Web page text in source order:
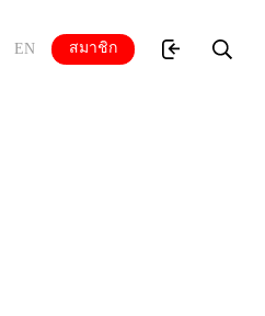
EN สมาชิก